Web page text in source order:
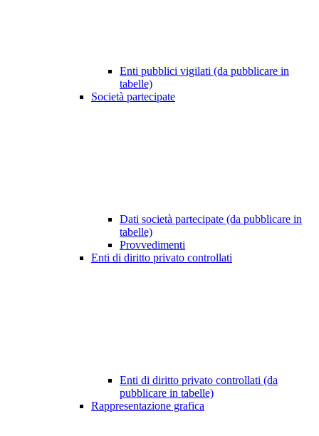
Enti pubblici vigilati (da pubblicare in
tabelle)
Società partecipate
Dati società partecipate (da pubblicare in
tabelle)
Provvedimenti
Enti di diritto privato controllati
Enti di diritto privato controllati (da
pubblicare in tabelle)
Rappresentazione grafica